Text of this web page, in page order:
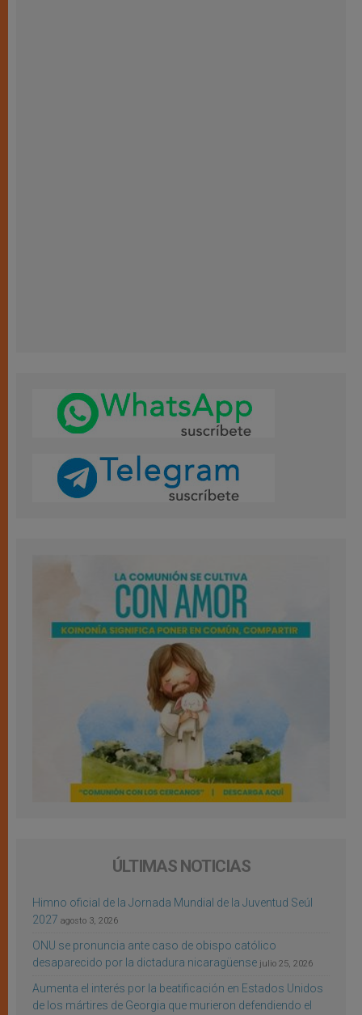
ÚLTIMAS NOTICIAS
Himno oficial de la Jornada Mundial de la Juventud Seúl
2027 agosto 3, 2026
ONU se pronuncia ante caso de obispo católico
desaparecido por la dictadura nicaragüense julio 25, 2026
Aumenta el interés por la beatificación en Estados Unidos
de los mártires de Georgia que murieron defendiendo el